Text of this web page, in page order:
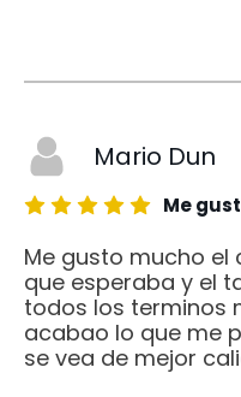
Mario Dun
Me
Me gusto mucho el
que esperaba y el
todos los terminos
acabao lo que me
se vea de mejor